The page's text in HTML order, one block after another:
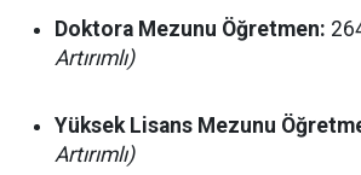
Doktora Mezunu Öğretmen:
Artırımlı)
Yüksek Lisans Mezunu
Artırımlı)